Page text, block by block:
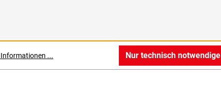
... Nur technisch notwendige